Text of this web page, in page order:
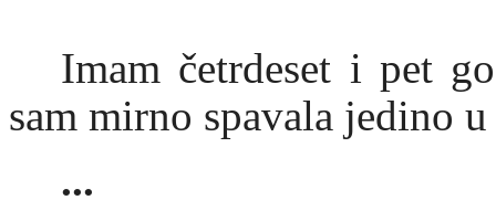
Imam četrdeset i pet
sam mirno spavala jedino
...